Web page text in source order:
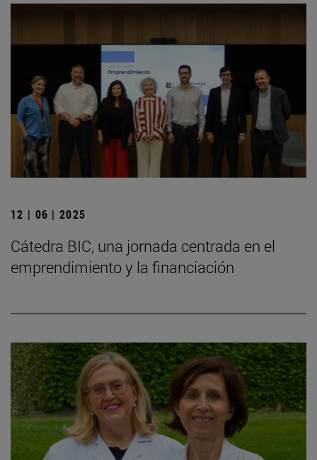
12 | 06 | 2025
Cátedra BIC, una jornada centrada en el
emprendimiento y la financiación